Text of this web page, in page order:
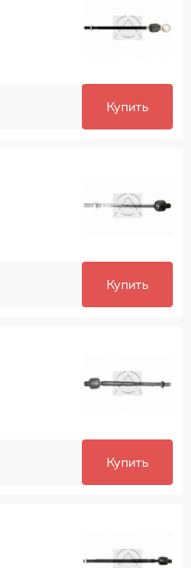
Купить
Купить
Купить